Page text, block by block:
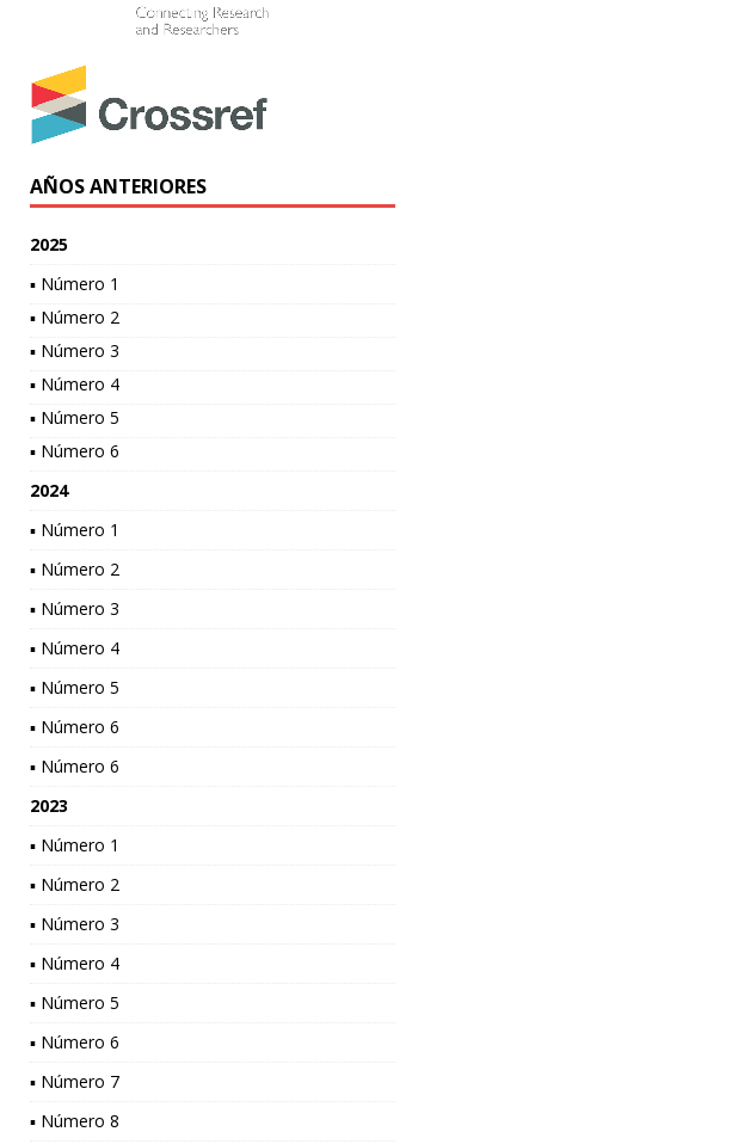
AÑOS ANTERIORES
2025
▪ Número 1
▪ Número 2
▪ Número 3
▪ Número 4
▪ Número 5
▪ Número 6
2024
▪ Número 1
▪ Número 2
▪ Número 3
▪ Número 4
▪ Número 5
▪ Número 6
▪ Número 6
2023
▪ Número 1
▪ Número 2
▪ Número 3
▪ Número 4
▪ Número 5
▪ Número 6
▪ Número 7
▪ Número 8